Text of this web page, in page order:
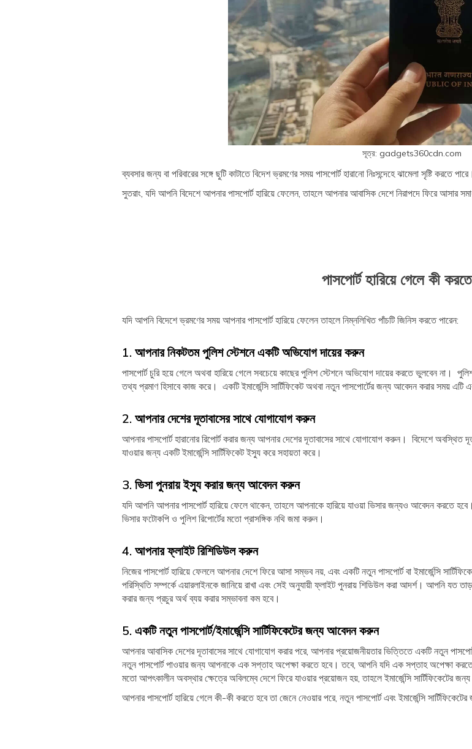
সূত্র: gadgets360cdn.com
ব্যবসার জন্য বা পরিবারের সঙ্গে ছুটি কাটাতে বিদেশ ভ্রমণের সময় পাসপোর্ট হারানো নিঃসন্দেহে ঝামেলা সৃষ্টি করতে পারে।
সুতরাং, যদি আপনি বিদেশে আপনার পাসপোর্ট হারিয়ে ফেলেন, তাহলে আপনার আবাসিক দেশে নিরাপদে ফিরে আসার
পাসপোর্ট হারিয়ে গেলে কী
যদি আপনি বিদেশে ভ্রমণের সময় আপনার পাসপোর্ট হারিয়ে ফেলেন তাহলে নিম্নলিখিত পাঁচটি জিনিস করতে পারেন:
1. আপনার নিকটতম পুলিশ স্টেশনে একটি অভিযোগ দায়ের করুন
পাসপোর্ট চুরি হয়ে গেলে অথবা হারিয়ে গেলে সবচেয়ে কাছের পুলিশ স্টেশনে অভিযোগ দায়ের করতে ভুলবেন না।
তথ্য প্রমাণ হিসাবে কাজ করে। একটি ইমার্জেন্সি সার্টিফিকেট অথবা নতুন পাসপোর্টের জন্য আবেদন করার সময়
2. আপনার দেশের দূতাবাসের সাথে যোগাযোগ করুন
আপনার পাসপোর্ট হারানোর রিপোর্ট করার জন্য আপনার দেশের দূতাবাসের সাথে যোগাযোগ করুন। বিদেশে অবস্থিত
যাওয়ার জন্য একটি ইমার্জেন্সি সার্টিফিকেট ইস্যু করে সহায়তা করে।
3. ভিসা পুনরায় ইস্যু করার জন্য আবেদন করুন
যদি আপনি আপনার পাসপোর্ট হারিয়ে ফেলে থাকেন, তাহলে আপনাকে হারিয়ে যাওয়া ভিসার জন্যও আবেদন করতে
ভিসার ফটোকপি ও পুলিশ রিপোর্টের মতো প্রাসঙ্গিক নথি জমা করুন।
4. আপনার ফ্লাইট রিশিডিউল করুন
নিজের পাসপোর্ট হারিয়ে ফেললে আপনার দেশে ফিরে আসা সম্ভব নয়, এবং একটি নতুন পাসপোর্ট বা ইমার্জেন্সি
পরিস্থিতি সম্পর্কে এয়ারলাইনকে জানিয়ে রাখা এবং সেই অনুযায়ী ফ্লাইট পুনরায় শিডিউল করা আদর্শ। আপনি যত
করার জন্য প্রচুর অর্থ ব্যয় করার সম্ভাবনা কম হবে।
5. একটি নতুন পাসপোর্ট/ইমার্জেন্সি সার্টিফিকেটের জন্য আবেদন করুন
আপনার আবাসিক দেশের দূতাবাসের সাথে যোগাযোগ করার পরে, আপনার প্রয়োজনীয়তার ভিত্তিতে একটি নতুন
নতুন পাসপোর্ট পাওয়ার জন্য আপনাকে এক সপ্তাহ অপেক্ষা করতে হবে। তবে, আপনি যদি এক সপ্তাহ অপেক্ষা
মতো আপৎকালীন অবস্থার ক্ষেত্রে অবিলম্বে দেশে ফিরে যাওয়ার প্রয়োজন হয়, তাহলে ইমার্জেন্সি সার্টিফিকেটের
আপনার পাসপোর্ট হারিয়ে গেলে কী-কী করতে হবে তা জেনে নেওয়ার পরে, নতুন পাসপোর্ট এবং ইমার্জেন্সি